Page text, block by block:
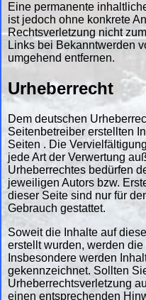
Eine permanente
ist jedoch ohne konkrete
Rechtsverletzung nicht
Links bei Bekanntwerden
umgehend entfernen.
Urheberrecht
Dem deutschen
Seitenbetreiber erstellten
Seiten . Die
jede Art der Verwertung
Urheberrechtes bedürfen
jeweiligen Autors bzw.
dieser Seite sind nur für
Gebrauch gestattet.
Soweit die Inhalte auf
erstellt wurden, werden
Insbesondere werden
gekennzeichnet. Sollten
Urheberrechtsverletzung
einen entsprechenden